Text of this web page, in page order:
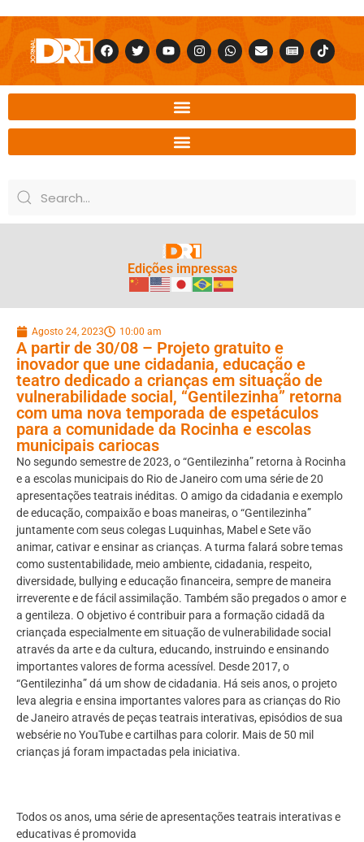
Edições impressas
Agosto 24, 2023 10:00 am
A partir de 30/08 – Projeto gratuito e
inovador que une cidadania, educação e
teatro dedicado a crianças em situação de
vulnerabilidade social, “Gentilezinha” retorna
com uma nova temporada de espetáculos
para a comunidade da Rocinha e escolas
municipais cariocas
No segundo semestre de 2023, o “Gentilezinha” retorna à Rocinha
e a escolas municipais do Rio de Janeiro com uma série de 20
apresentações teatrais inéditas. O amigo da cidadania e exemplo
de educação, compaixão e boas maneiras, o “Gentilezinha”
juntamente com seus colegas Luquinhas, Mabel e Sete vão
animar, cativar e ensinar as crianças. A turma falará sobre temas
como sustentabilidade, meio ambiente, cidadania, respeito,
diversidade, bullying e educação financeira, sempre de maneira
irreverente e de fácil assimilação. Também são pregados o amor e
a gentileza. O objetivo é contribuir para a formação cidadã da
criançada especialmente em situação de vulnerabilidade social
através da arte e da cultura, educando, instruindo e ensinando
importantes valores de forma acessível. Desde 2017, o
“Gentilezinha” dá um show de cidadania. Há seis anos, o projeto
leva alegria e ensina importantes valores para as crianças do Rio
de Janeiro através de peças teatrais interativas, episódios de sua
websérie no YouTube e cartilhas para colorir. Mais de 50 mil
crianças já foram impactadas pela iniciativa.
Todos os anos, uma série de apresentações teatrais interativas e
educativas é promovida